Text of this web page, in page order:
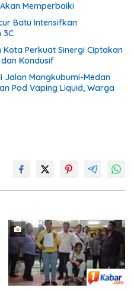
Memperbaiki
Batu Intensifkan
3C
Kota Perkuat Sinergi Ciptakan
Kondusif
Jalan Mangkubumi-Medan
Pod Vaping Liquid, Warga